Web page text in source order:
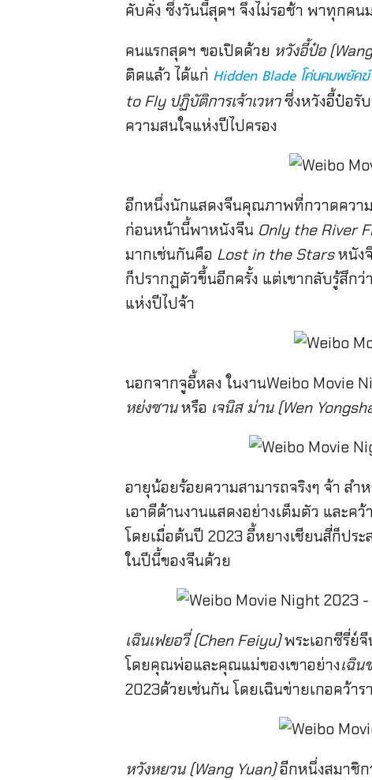
คับคั่ง ซึ่งวันนี้สุดฯ จึงไม่รอช้า พาทุกคน
คนแรกสุดฯ ขอเปิดด้วย หวังอี้ป๋อ
ติดแล้ว ได้แก่ Hidden Blade โค่นคมพยัคฆ์
to Fly ปฏิบัติการเจ้าเวหาซึ่งหวังอี้ป๋อรับ
ความสนใจแห่งปีไปครอง
อีกหนึ่งนักแสดงจีนคุณภาพที่กวาดความ
ก่อนหน้านี้พาหนังจีน Only the River
มากเช่นกันคือ Lost in the Starsหนัง
ก็ปรากฏตัวขึ้นอีกครั้ง แต่เขากลับรู้สึกว่
แห่งปีไปจ้า
นอกจากจูอี้หลง ในงานWeibo Movie
หย่งซานหรือ เจนิส ม่าน (Wen
อายุน้อยร้อยความสามารถจริงๆ จ้า สำ
เอาดีด้านงานแสดงอย่างเต็มตัว และค
โดยเมื่อต้นปี 2023 อี้หยางเชียนสี่ก็ประ
ในปีนี้ของจีนด้วย
เฉินเฟยอวี่ (Chen Feiyu)พระเอกซีรี่ย์
โดยคุณพ่อและคุณแม่ของเขาอย่างเฉิน
2023ด้วยเช่นกัน โดยเฉินข่ายเกอคว้า
หวังหยวน (Wang Yuan)อีกหนึ่งสมาชิก